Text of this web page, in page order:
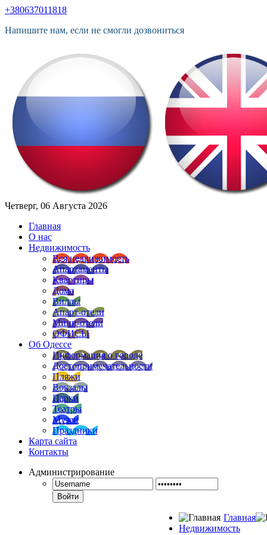
+380637011818
Напишите нам, если не смогли дозвониться
Четверг, 06 Августа 2026
Главная
О нас
Недвижимость
Вся недвижимость
Апартаменты
Квартиры
Дома
Виллы
Апарт-отели
Мини-отели
ОФИСЫ
Об Одессе
Информация о городе
Достопримечательности
Пляжи
Вокзалы
Парки
Театры
Музеи
Праздники
Карта сайта
Контакты
Администрирование
Войти
Главная
Недвижимость